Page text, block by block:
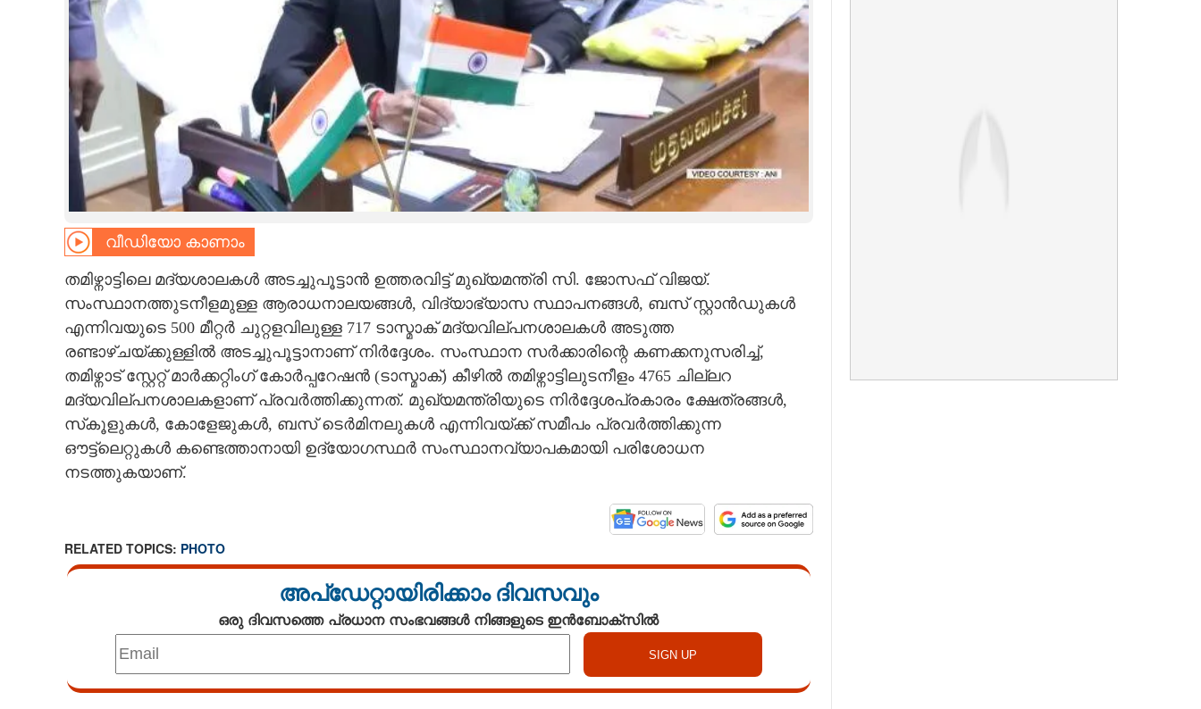
CARTOONS
CONTACT US
വീഡിയോ കാണാം
തമിഴ്നാട്ടിലെ മദ്യശാലകൾ അടച്ചുപൂട്ടാൻ ഉത്തരവിട്ട് മുഖ്യമന്ത്രി സി. ജോസഫ് വിജയ്.
സംസ്ഥാനത്തുടനീളമുള്ള ആരാധനാലയങ്ങൾ, വിദ്യാഭ്യാസ സ്ഥാപനങ്ങൾ, ബസ് സ്റ്റാൻഡുകൾ
എന്നിവയുടെ 500 മീറ്റർ ചുറ്റളവിലുള്ള 717 ടാസ്മാക് മദ്യവില്പനശാലകൾ അടുത്ത
രണ്ടാഴ്ചയ്ക്കുള്ളിൽ അടച്ചുപൂട്ടാനാണ് നിർദ്ദേശം. സംസ്ഥാന സർക്കാരിന്റെ കണക്കനുസരിച്ച്,
തമിഴ്നാട് സ്റ്റേറ്റ് മാർക്കറ്റിംഗ് കോർപ്പറേഷൻ (ടാസ്മാക്) കീഴിൽ തമിഴ്നാട്ടിലുടനീളം 4765 ചില്ലറ
മദ്യവില്പനശാലകളാണ് പ്രവർത്തിക്കുന്നത്. മുഖ്യമന്ത്രിയുടെ നിർദ്ദേശപ്രകാരം ക്ഷേത്രങ്ങൾ,
സ്‌കൂളുകൾ, കോളേജുകൾ, ബസ് ടെർമിനലുകൾ എന്നിവയ്ക്ക് സമീപം പ്രവർത്തിക്കുന്ന
ഔട്ട്‌ലെറ്റുകൾ കണ്ടെത്താനായി ഉദ്യോഗസ്ഥർ സംസ്ഥാനവ്യാപകമായി പരിശോധന
നടത്തുകയാണ്.
RELATED TOPICS: PHOTO
അപ്ഡേറ്റായിരിക്കാം ദിവസവും
ഒരു ദിവസത്തെ പ്രധാന സംഭവങ്ങൾ നിങ്ങളുടെ ഇൻബോക്സിൽ